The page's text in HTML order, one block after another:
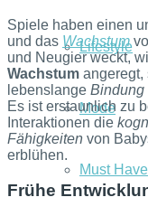
Lifestyle
Mode
Must Have
Spiele haben einen
und das Wachstum
und Neugier weckt,
Wachstum angeregt,
lebenslange Bindung
Es ist erstaunlich zu
Interaktionen die
Fähigkeiten von
erblühen.
Frühe